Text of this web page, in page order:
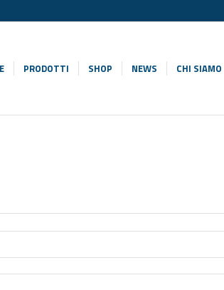
PRODOTTI SHOP NEWS CHI SIAMO